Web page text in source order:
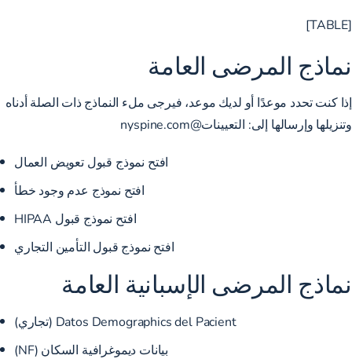
[TABLE]
نماذج المرضى العامة
إذا كنت تحدد موعدًا أو لديك موعد، فيرجى ملء النماذج ذات الصلة أدناه
وتنزيلها وإرسالها إلى: التعيينات@nyspine.com
افتح نموذج قبول تعويض العمال
افتح نموذج عدم وجود خطأ
افتح نموذج قبول HIPAA
افتح نموذج قبول التأمين التجاري
نماذج المرضى الإسبانية العامة
Datos Demographics del Pacient (تجاري)
بيانات ديموغرافية السكان (NF)